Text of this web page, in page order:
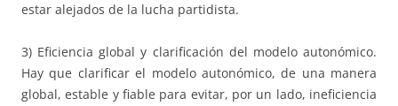
estar alejados de la lucha partidista.
3) Eficiencia global y clarificación del modelo autonómico.
Hay que clarificar el modelo autonómico, de una manera
global, estable y fiable para evitar, por un lado, ineficiencia